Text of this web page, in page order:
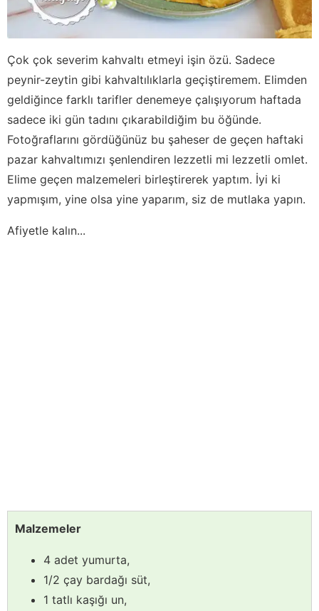
Çok çok severim kahvaltı etmeyi işin özü. Sadece
peynir-zeytin gibi kahvaltılıklarla geçiştiremem. Elimden
geldiğince farklı tarifler denemeye çalışıyorum haftada
sadece iki gün tadını çıkarabildiğim bu öğünde.
Fotoğraflarını gördüğünüz bu şaheser de geçen haftaki
pazar kahvaltımızı şenlendiren lezzetli mi lezzetli omlet.
Elime geçen malzemeleri birleştirerek yaptım. İyi ki
yapmışım, yine olsa yine yaparım, siz de mutlaka yapın.
Afiyetle kalın...
Malzemeler
4 adet yumurta,
1/2 çay bardağı süt,
1 tatlı kaşığı un,